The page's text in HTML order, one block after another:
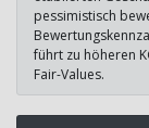
pessimistisch
führt zu höheren
Fair-Values.